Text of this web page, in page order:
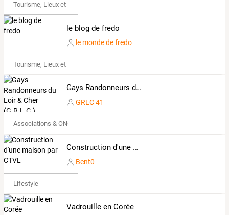
Tourisme, Lieux et Événements
le blog de fredo
le monde de fredo
Tourisme, Lieux et Événements
Gays Randonneurs du Loir & Cher (G.R.L.C.)
GRLC 41
Associations & ONG
Construction d'une maison par CTVL
Bent0
Lifestyle
Vadrouille en Corée